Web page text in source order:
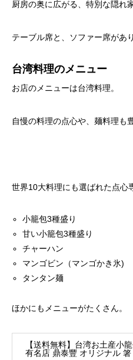
厨房の奥に広がる、特別な隠れ
テーブル席と、ソファー席があ
台湾料理のメニュー
お店のメニューは台湾料理。
自慢の料理の点心や、麺料理も
世界10大料理にも選ばれた点心
小籠包3種盛り
甘い小籠包3種盛り
チャーハン
マンゴビン（マンゴかき氷)
タンタン麺
ほかにもメニューがたくさん。
【送料無料】台湾お土産小
有名店 鼎泰豐 オリジナル 箸